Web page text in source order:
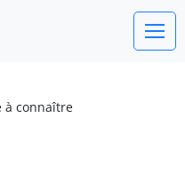
à connaître